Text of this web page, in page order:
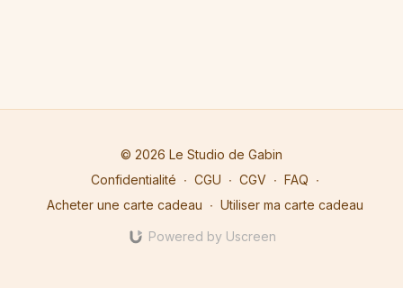
© 2026 Le Studio de Gabin
Confidentialité ∙ CGU ∙ CGV ∙ FAQ ∙
Acheter une carte cadeau ∙ Utiliser ma carte cadeau
Powered by Uscreen